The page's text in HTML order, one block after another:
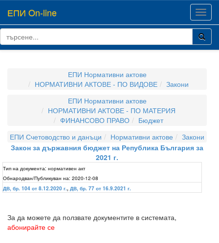
ЕПИ On-line
ЕПИ Нормативни актове
НОРМАТИВНИ АКТОВЕ - ПО ВИДОВЕ
Закони
ЕПИ Нормативни актове
НОРМАТИВНИ АКТОВЕ - ПО МАТЕРИЯ
ФИНАНСОВО ПРАВО
Бюджет
ЕПИ Счетоводство и данъци
Нормативни актове
Закони
Закон за държавния бюджет на Република България за
2021 г.
Тип на документа: нормативен акт
Обнародван/Публикуван на: 2020-12-08
ДВ, бр. 104 от 8.12.2020 г., ДВ, бр. 77 от 16.9.2021 г.
За да можете да ползвате документите в системата,
абонирайте се